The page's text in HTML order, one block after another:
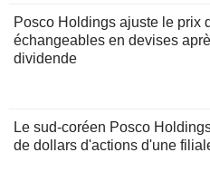
Posco Holdings ajuste le prix
échangeables en devises
dividende
Le sud-coréen Posco
de dollars d'actions d'une